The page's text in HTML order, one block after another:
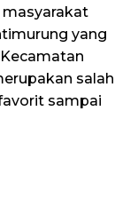
yang
salah
sampai